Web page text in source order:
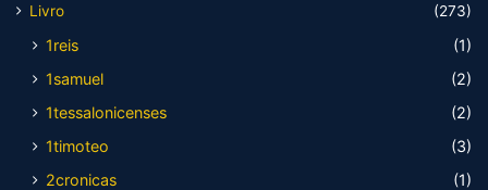
Livro
(273)
1reis
(1)
1samuel
(2)
1tessalonicenses
(2)
1timoteo
(3)
2cronicas
(1)